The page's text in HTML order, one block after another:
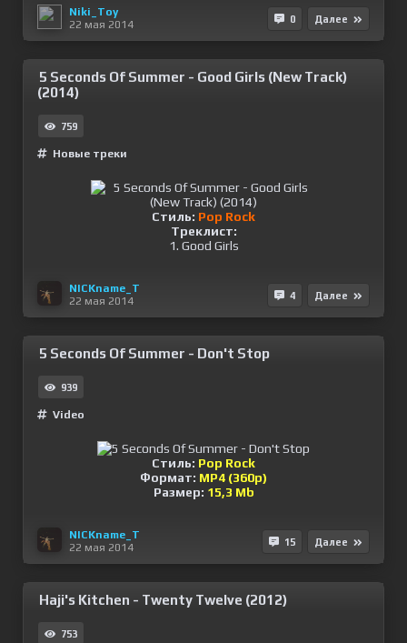
Niki_Toy
22 мая 2014
0 Далее
5 Seconds Of Summer - Good Girls (New Track)
(2014)
759
Новые треки
Стиль: Pop Rock
Треклист:
1. Good Girls
NICKname_T
22 мая 2014
4 Далее
5 Seconds Of Summer - Don't Stop
939
Video
Стиль: Pop Rock
Формат: MP4 (360p)
Размер: 15,3 Мb
NICKname_T
22 мая 2014
15 Далее
Haji's Kitchen - Twenty Twelve (2012)
753